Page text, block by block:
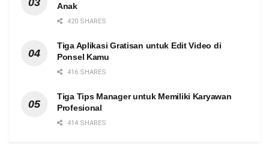
Anak
420 SHARES
Tiga Aplikasi Gratisan untuk Edit Video di
Ponsel Kamu
416 SHARES
Tiga Tips Manager untuk Memiliki Karyawan
Profesional
414 SHARES